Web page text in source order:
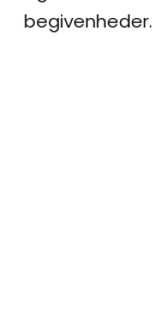
begivenheder.